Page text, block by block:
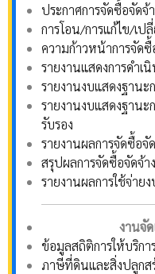
ประกาศการจัดซื้อจัด
การโอน/การแก้ไข/เ
ความก้าวหน้าการจัด
รายงานแสดงการดำเ
รายงานงบแสดงฐานะ
รายงานงบแสดงฐานะ
รับรอง
รายงานผลการจัดซื้อ
สรุปผลการจัดซื้อจัดจ้
รายงานผลการใช้จ่า
งานจั
ข้อมูลสถิติการให้บริก
ภาษีที่ดินและสิ่งปลูกส